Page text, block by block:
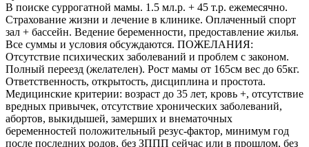
В поиске суррогатной мамы. 1.5 мл.р. + 45 т.р. ежемесячно.
Страхование жизни и лечение в клинике. Оплаченный спорт
зал + бассейн. Ведение беременности, предоставление жилья.
Все суммы и условия обсуждаются. ПОЖЕЛАНИЯ:
Отсутствие психических заболеваний и проблем с законом.
Полный переезд (желателен). Рост мамы от 165см вес до 65кг.
Ответственность, открытость, дисциплина и простота.
Медицинские критерии: возраст до 35 лет, кровь +, отсутствие
вредных привычек, отсутствие хронических заболеваний,
абортов, выкидышей, замерших и внематочных
беременностей положительный резус-фактор, минимум год
после последних родов, без ЗППП сейчас или в прошлом, без